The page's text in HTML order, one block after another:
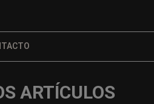
ARTÍCULOS